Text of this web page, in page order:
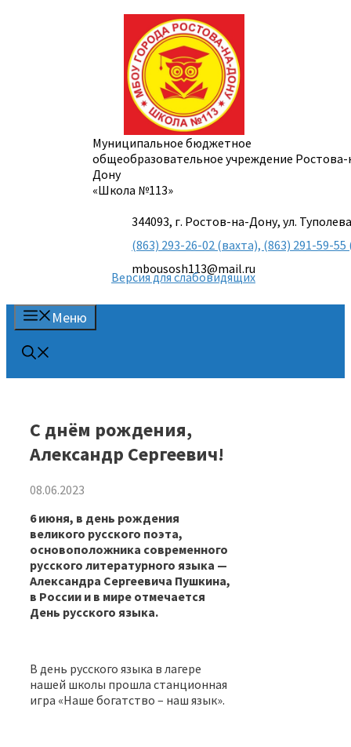
Муниципальное бюджетное
общеобразовательное учреждение
Дону
«Школа №113»
344093, г. Ростов-на-Дону, ул.
(863) 293-26-02 (вахта), (863) 291-59-
mbousosh113@mail.ru
Версия для слабовидящих
Меню
С днём рождения,
Александр Сергеевич!
08.06.2023
6 июня, в день рождения
великого русского поэта,
основоположника современного
русского литературного языка —
Александра Сергеевича Пушкина,
в России и в мире отмечается
День русского языка.
В день русского языка в лагере
нашей школы прошла станционная
игра «Наше богатство – наш язык».